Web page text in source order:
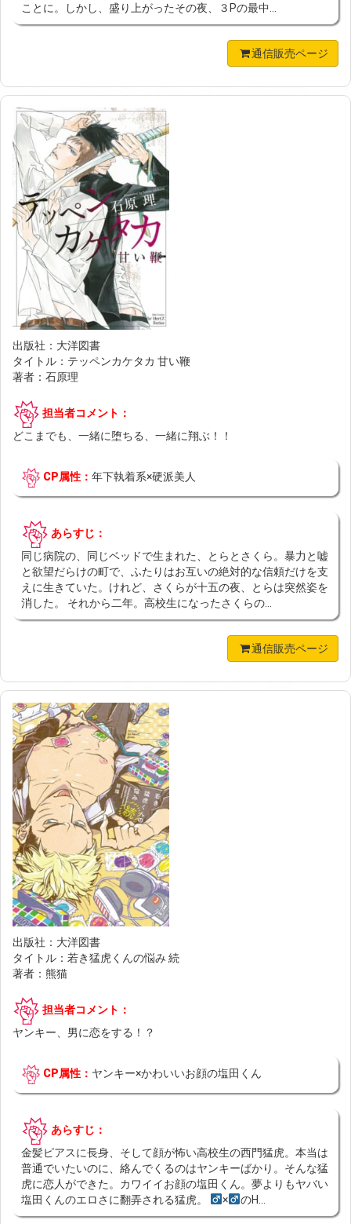
ことに。しかし、盛り上がったその夜、３Pの最中...
通信販売ページ
出版社：大洋図書
タイトル：テッペンカケタカ 甘い鞭
著者：石原理
担当者コメント：
どこまでも、一緒に堕ちる、一緒に翔ぶ！！
CP属性： 年下執着系×硬派美人
あらすじ：
同じ病院の、同じベッドで生まれた、とらとさくら。暴力と嘘
と欲望だらけの町で、ふたりはお互いの絶対的な信頼だけを支
えに生きていた。けれど、さくらが十五の夜、とらは突然姿を
消した。 それから二年。高校生になったさくらの...
通信販売ページ
出版社：大洋図書
タイトル：若き猛虎くんの悩み 続
著者：熊猫
担当者コメント：
ヤンキー、男に恋をする！？
CP属性： ヤンキー×かわいいお顔の塩田くん
あらすじ：
金髪ピアスに長身、そして顔が怖い高校生の西門猛虎。本当は
普通でいたいのに、絡んでくるのはヤンキーばかり。そんな猛
虎に恋人ができた。カワイイお顔の塩田くん。夢よりもヤバい
塩田くんのエロさに翻弄される猛虎。
× のH...